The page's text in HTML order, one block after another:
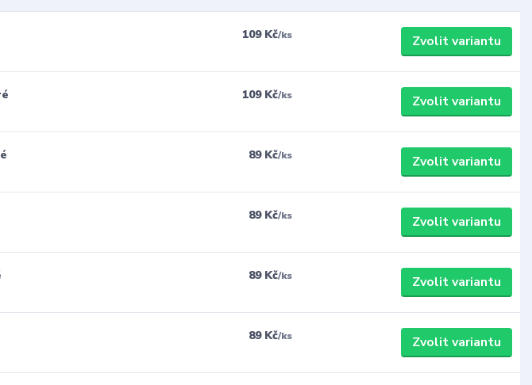
109 Kč/ks Zvolit variantu
109 Kč/ks Zvolit variantu
89 Kč/ks Zvolit variantu
89 Kč/ks Zvolit variantu
89 Kč/ks Zvolit variantu
89 Kč/ks Zvolit variantu